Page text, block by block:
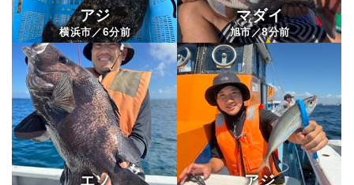
アジ
横浜市／6分前
マダイ
旭市／8分前
エソ アジ